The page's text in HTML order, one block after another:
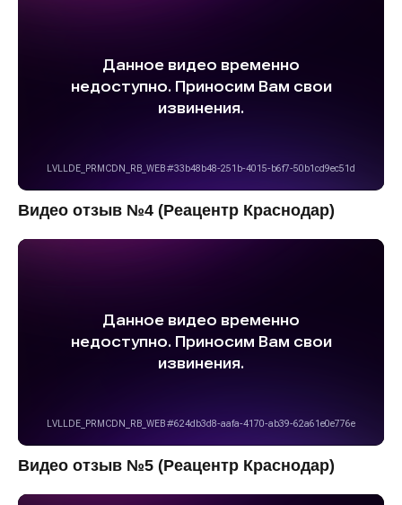
Видео отзыв №4 (Реацентр Краснодар)
Видео отзыв №5 (Реацентр Краснодар)